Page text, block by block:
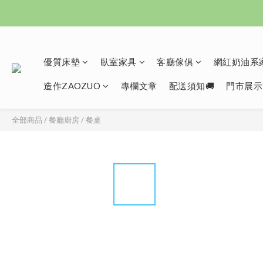
優質床墊 臥室家具 客廳傢俱 網紅奶油
造作ZAOZUO 專欄文章 配送須知🚚 門市展
全部商品 / 餐廳廚房/ 餐桌